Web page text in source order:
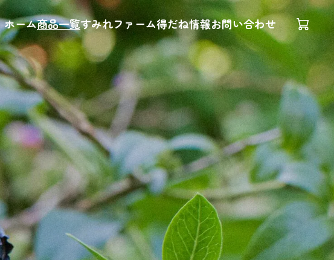
ホーム商品一覧すみれファーム得だね情報お問い合わせ